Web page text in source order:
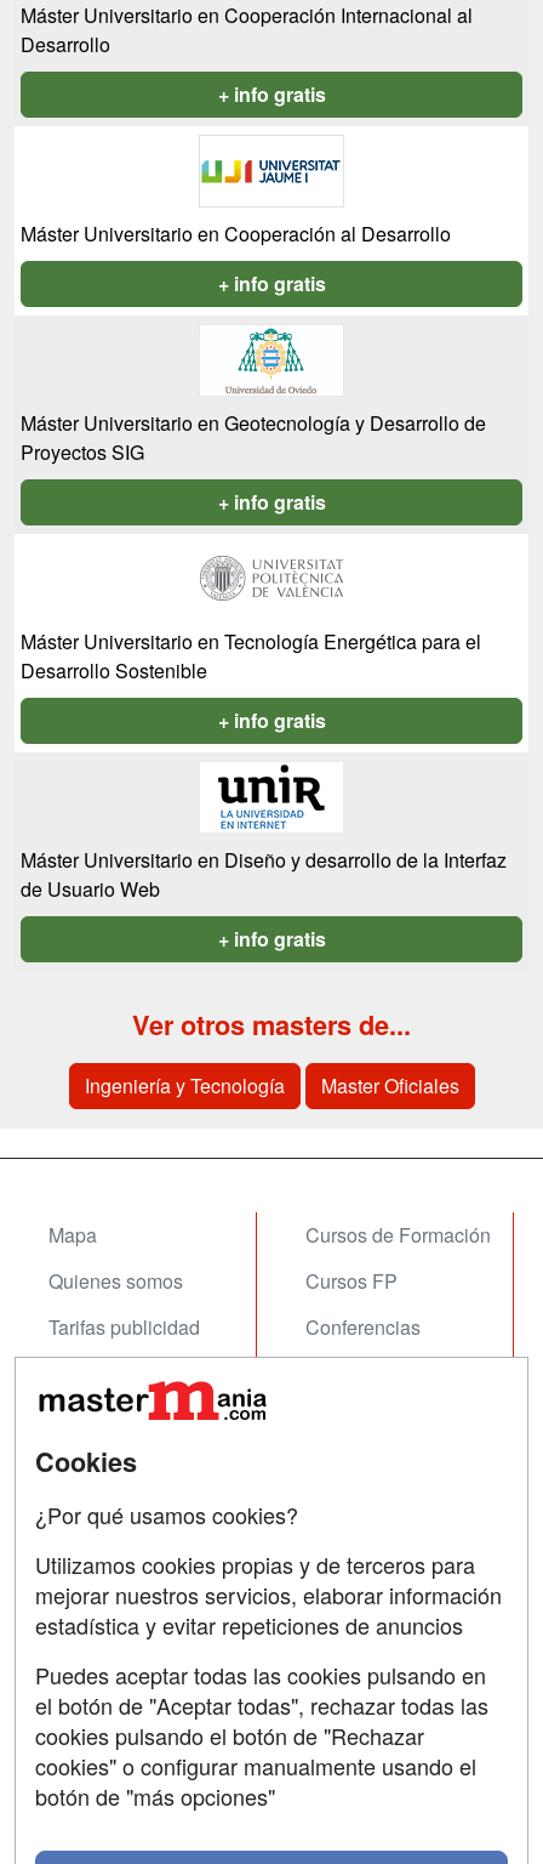
Máster Universitario en Cooperación Internacional al
Desarrollo
+ info gratis
Máster Universitario en Cooperación al Desarrollo
+ info gratis
Máster Universitario en Geotecnología y Desarrollo de
Proyectos SIG
+ info gratis
Máster Universitario en Tecnología Energética para el
Desarrollo Sostenible
+ info gratis
Máster Universitario en Diseño y desarrollo de la Interfaz
de Usuario Web
+ info gratis
Ver otros masters de...
Ingeniería y Tecnología Master Oficiales
Mapa
Quienes somos
Tarifas publicidad
Acceso Centros
Cursos de Formación
Cursos FP
Conferencias
Contactar
Confidencialidad
Aviso legal
SÍGUENOS EN:
Grupo formazion:
Cookies
¿Por qué usamos cookies?
Utilizamos cookies propias y de terceros para
mejorar nuestros servicios, elaborar información
estadística y evitar repeticiones de anuncios
Puedes aceptar todas las cookies pulsando en
el botón de "Aceptar todas", rechazar todas las
cookies pulsando el botón de "Rechazar
cookies" o configurar manualmente usando el
botón de "más opciones"